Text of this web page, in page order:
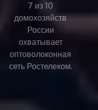
7 из 10
домохозяйств
России
охватывает
оптоволоконная
сеть Ростелеком.